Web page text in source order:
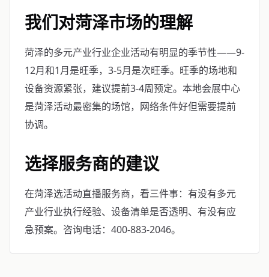
我们对菏泽市场的理解
菏泽的多元产业行业企业活动有明显的季节性——9-
12月和1月是旺季，3-5月是次旺季。旺季的场地和
设备资源紧张，建议提前3-4周预定。本地会展中心
是菏泽活动最密集的场馆，网络条件好但需要提前
协调。
选择服务商的建议
在菏泽选活动直播服务商，看三件事：有没有多元
产业行业执行经验、设备清单是否透明、有没有应
急预案。咨询电话：400-883-2046。